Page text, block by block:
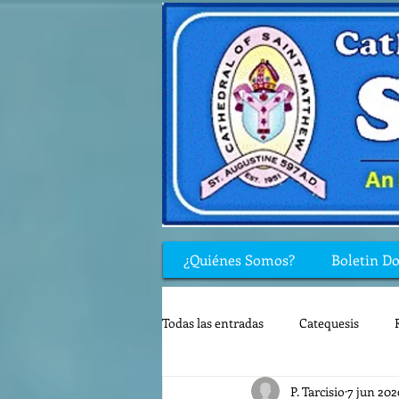
¿Quiénes Somos? Boletin
Todas las entradas Catequesis
Rincón de los niños Biblia
P. Tarcisio 7 jun